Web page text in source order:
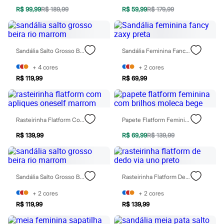
Rasteirinhas
Sandálias
Tênis
Diversão
Baby Club
Miss Fifteen
Palomino
Moda íntima
Calcinhas
Cuecas
Meias
Pijamas
Moda praia
Biquínis e Maiôs
Blusas de proteção
Sungas
Bluey
Hello Kitty
Homem Aranha
Minecraft
R$ 99,99R$ 189,99 R$ 59,99R$ 179,99
Sandália Salto Grosso Beira Rio Marrom
+ 4 cores
R$ 119,99
Sandália Feminina Fancy Zaxy Preta
+ 2 cores
R$ 69,99
Rasteirinha Flatform Com Apliques Oneself Marrom
R$ 139,99
Papete Flatform Feminina Com Brilhos Moleca Bege
R$ 69,99R$ 139,99
Sandália Salto Grosso Beira Rio Marrom
+ 2 cores
R$ 119,99
Rasteirinha Flatform De Dedo Via Uno Preto
+ 2 cores
R$ 139,99